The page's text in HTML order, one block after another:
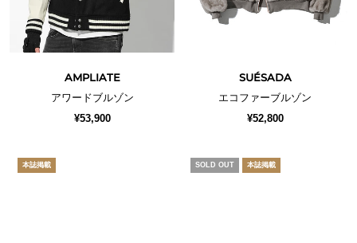
AMPLIATE
アワードブルゾン
¥53,900
SUÉSADA
エコファーブルゾン
¥52,800
本誌掲載 SOLD OUT 本誌掲載